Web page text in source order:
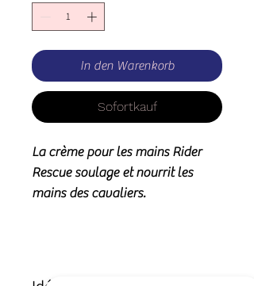
In den Warenkorb
Sofortkauf
La crème pour les mains Rider
Rescue soulage et nourrit les
mains des cavaliers.